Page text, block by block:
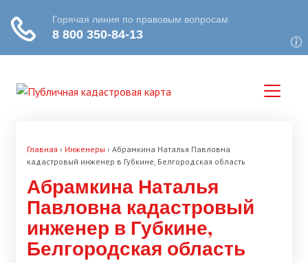
Главная › Инженеры › Абрамкина Наталья Павловна
кадастровый инженер в Губкине, Белгородская область
Абрамкина Наталья
Павловна кадастровый
инженер в Губкине,
Белгородская область